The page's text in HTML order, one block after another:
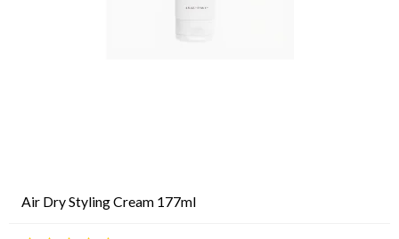
Air Dry Styling Cream 177ml